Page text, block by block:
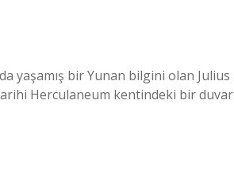
yaşamış bir Yunan bilgini olan Julius
tarihi Herculaneum kentindeki bir duvar